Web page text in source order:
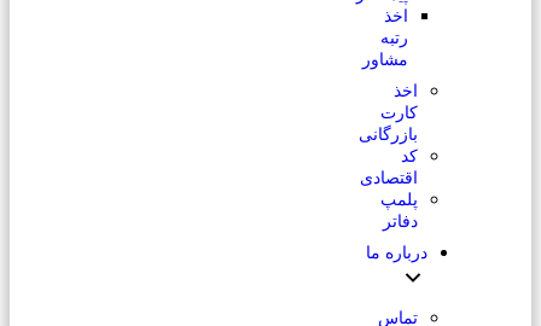
اخذ
رتبه
مشاور
اخذ
کارت
بازرگانی
کد
اقتصادی
پلمپ
دفاتر
درباره ما
تماس